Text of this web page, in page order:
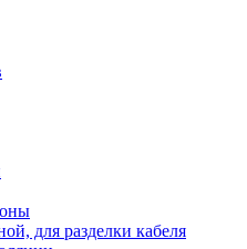
для разделки кабеля